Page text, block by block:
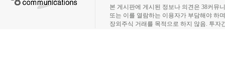
본 게시판에 게시된 정보나 의견은 38커뮤
또는 이를 열람하는 이용자가 부담해야 하
장외주식 거래를 목적으로 하지 않음. 투